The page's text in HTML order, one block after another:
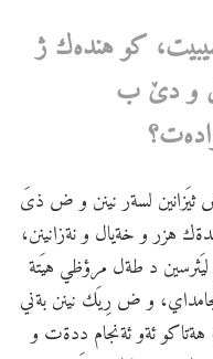
كوهندهك ژ
ودێب
ت؟
ض ثيَزانين لسةر نينن و ض ذىَ
هزر و خةيال و نةزانينن،
د طةل مرؤظي هيَتة
و ض رِيَك نينن بةني
ئةو ئةنجام ددةت و